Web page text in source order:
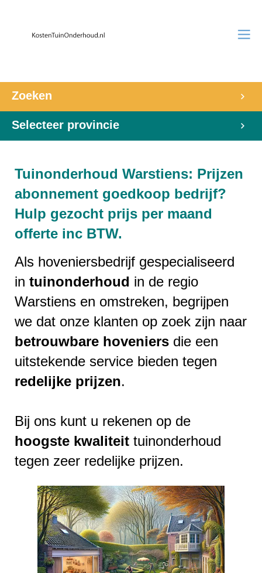
Zoeken
Selecteer provincie
Tuinonderhoud Warstiens: Prijzen
abonnement goedkoop bedrijf?
Hulp gezocht prijs per maand
offerte inc BTW.
Als hoveniersbedrijf gespecialiseerd
in tuinonderhoud in de regio
Warstiens en omstreken, begrijpen
we dat onze klanten op zoek zijn naar
betrouwbare hoveniers die een
uitstekende service bieden tegen
redelijke prijzen.
Bij ons kunt u rekenen op de
hoogste kwaliteit tuinonderhoud
tegen zeer redelijke prijzen.